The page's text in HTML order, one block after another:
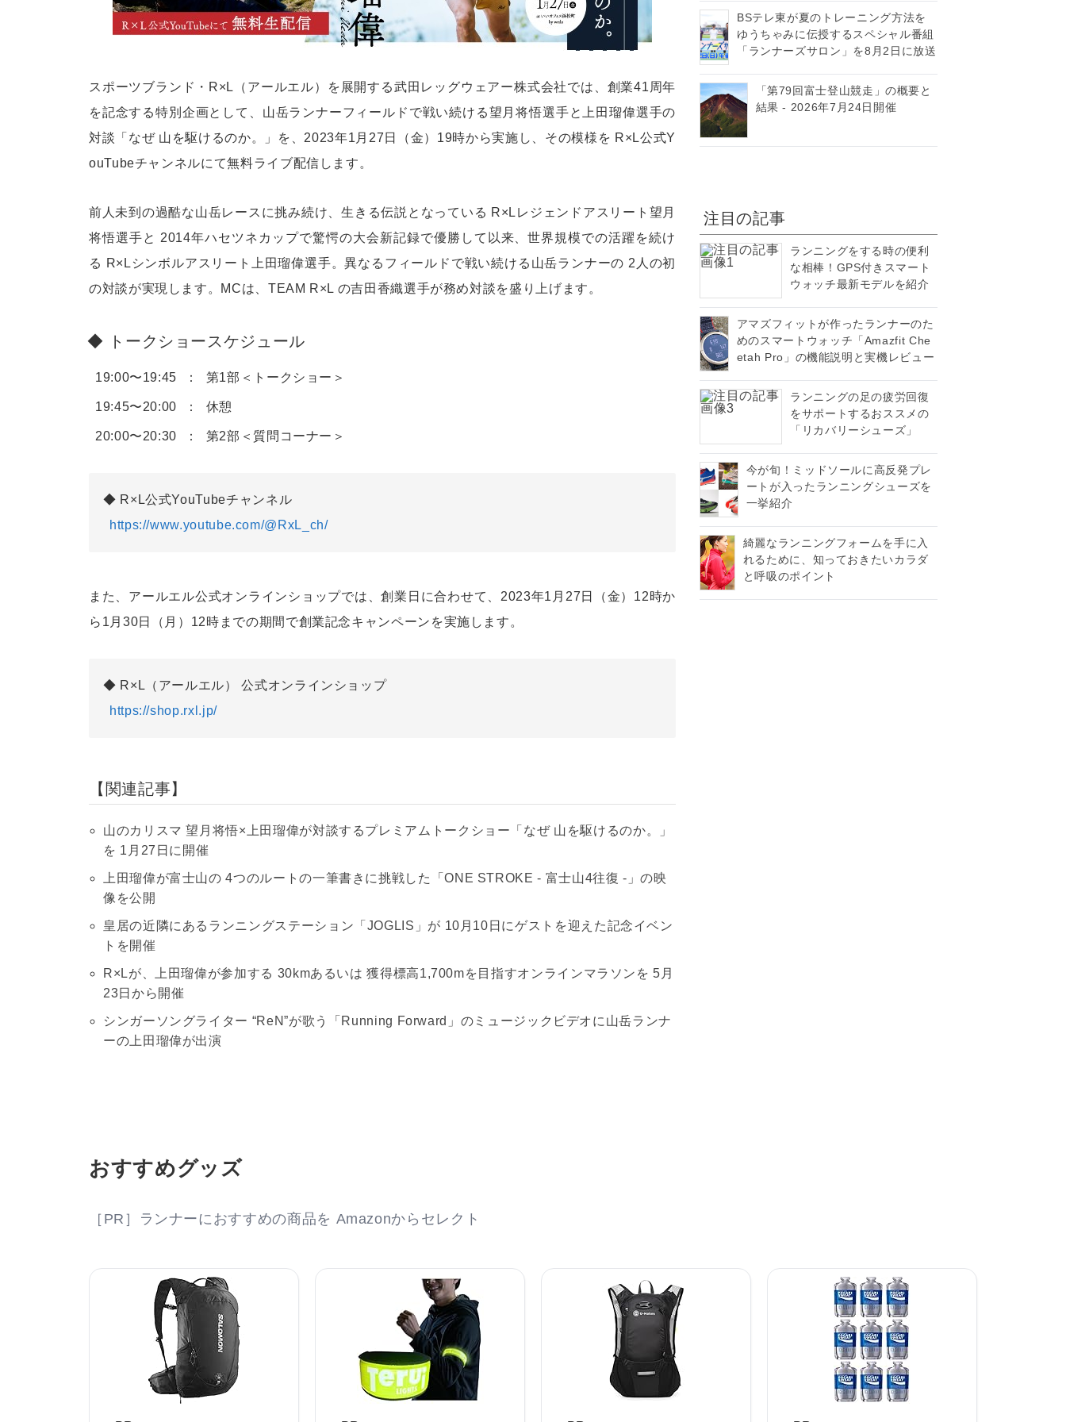
スポーツブランド・R×L（アールエル）を展開する武田レッグウェアー株式会社では、創業41周年
を記念する特別企画として、山岳ランナーフィールドで戦い続ける望月将悟選手と上田瑠偉選手の
対談「なぜ 山を駆けるのか。」を、2023年1月27日（金）19時から実施し、その模様を R×L公式Y
ouTubeチャンネルにて無料ライブ配信します。
前人未到の過酷な山岳レースに挑み続け、生きる伝説となっている R×Lレジェンドアスリート望月
将悟選手と 2014年ハセツネカップで驚愕の大会新記録で優勝して以来、世界規模での活躍を続け
る R×Lシンボルアスリート上田瑠偉選手。異なるフィールドで戦い続ける山岳ランナーの 2人の初
の対談が実現します。MCは、TEAM R×L の吉田香織選手が務め対談を盛り上げます。
トークショースケジュール
19:00〜19:45 第1部＜トークショー＞
19:45〜20:00 休憩
20:00〜20:30 第2部＜質問コーナー＞
R×L公式YouTubeチャンネル
https://www.youtube.com/@RxL_ch/
また、アールエル公式オンラインショップでは、創業日に合わせて、2023年1月27日（金）12時か
ら1月30日（月）12時までの期間で創業記念キャンペーンを実施します。
R×L（アールエル） 公式オンラインショップ
https://shop.rxl.jp/
関連記事
山のカリスマ 望月将悟×上田瑠偉が対談するプレミアムトークショー「なぜ 山を駆けるのか。」
を 1月27日に開催
上田瑠偉が富士山の 4つのルートの一筆書きに挑戦した「ONE STROKE - 富士山4往復 -」の映
像を公開
皇居の近隣にあるランニングステーション「JOGLIS」が 10月10日にゲストを迎えた記念イベン
トを開催
R×Lが、上田瑠偉が参加する 30kmあるいは 獲得標高1,700mを目指すオンラインマラソンを 5月
23日から開催
シンガーソングライター “ReN”が歌う「Running Forward」のミュージックビデオに山岳ランナ
ーの上田瑠偉が出演
BSテレ東が夏のトレーニング方法を
ゆうちゃみに伝授するスペシャル番組
「ランナーズサロン」を8月2日に放送
「第79回富士登山競走」の概要と
結果 - 2026年7月24日開催
注目の記事
ランニングをする時の便利
な相棒！GPS付きスマート
ウォッチ最新モデルを紹介
アマズフィットが作ったランナーのた
めのスマートウォッチ「Amazfit Che
etah Pro」の機能説明と実機レビュー
ランニングの足の疲労回復
をサポートするおススメの
「リカバリーシューズ」
今が旬！ミッドソールに高反発プレ
ートが入ったランニングシューズを
一挙紹介
綺麗なランニングフォームを手に入
れるために、知っておきたいカラダ
と呼吸のポイント
おすすめグッズ
［PR］ランナーにおすすめの商品を Amazonからセレクト